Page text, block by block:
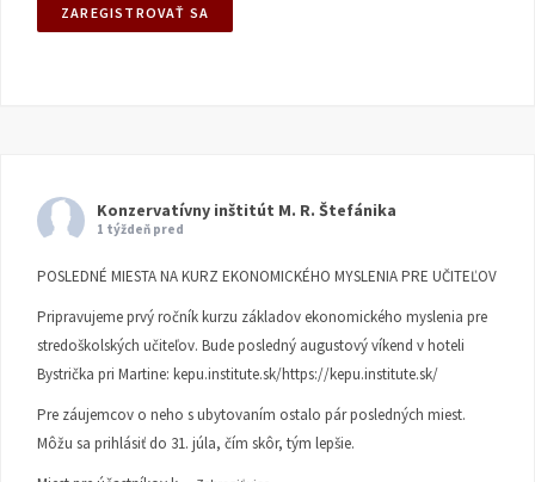
Konzervatívny inštitút M. R. Štefánika
1 týždeň pred
POSLEDNÉ MIESTA NA KURZ EKONOMICKÉHO MYSLENIA PRE UČITEĽOV
Pripravujeme prvý ročník kurzu základov ekonomického myslenia pre
stredoškolských učiteľov. Bude posledný augustový víkend v hoteli
Bystrička pri Martine: kepu.institute.sk/https://kepu.institute.sk/
Pre záujemcov o neho s ubytovaním ostalo pár posledných miest.
Môžu sa prihlásiť do 31. júla, čím skôr, tým lepšie.